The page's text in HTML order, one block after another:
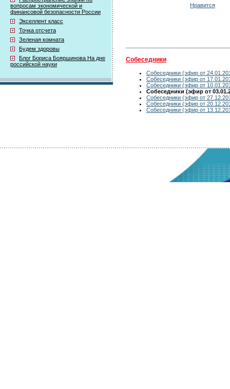
вопросам экономической и
финансовой безопасности России
Экселлент класс
Точка отсчета
Зеленая комната
Будем здоровы
Блог Бориса Бояршинова На дне
российской науки
Нравится
Собеседники
Собеседники (эфир от
Собеседники (эфир от
Собеседники (эфир от
Собеседники (эфир от
Собеседники (эфир от
Собеседники (эфир от
Собеседники (эфир от